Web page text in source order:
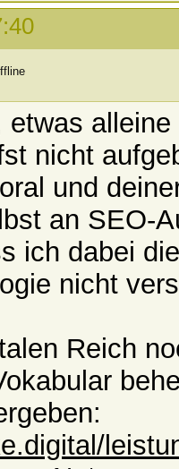
nicht
und
an SEO-
ich dabei
nicht
Reich